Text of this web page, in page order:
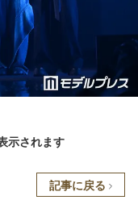
示されます
記事に戻る